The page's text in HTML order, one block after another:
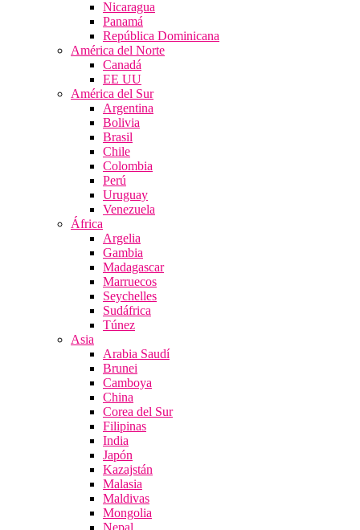
Nicaragua
Panamá
República Dominicana
América del Norte
Canadá
EE UU
América del Sur
Argentina
Bolivia
Brasil
Chile
Colombia
Perú
Uruguay
Venezuela
África
Argelia
Gambia
Madagascar
Marruecos
Seychelles
Sudáfrica
Túnez
Asia
Arabia Saudí
Brunei
Camboya
China
Corea del Sur
Filipinas
India
Japón
Kazajstán
Malasia
Maldivas
Mongolia
Nepal